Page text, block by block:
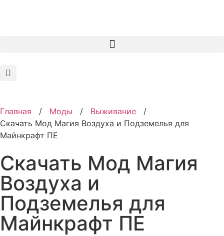
Главная / Моды / Выживание
/
Скачать Мод Магия Воздуха и Подземелья для
Майнкрафт ПЕ
Скачать Мод Магия
Воздуха и
Подземелья для
Майнкрафт ПЕ